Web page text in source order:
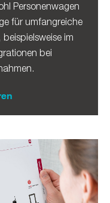
Personenwagen
für umfangreiche
im
bei